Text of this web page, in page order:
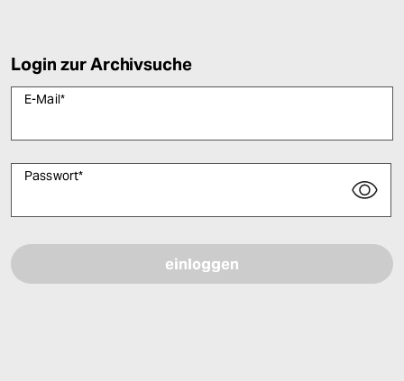
Login zur Archivsuche
E-Mail*
Passwort*